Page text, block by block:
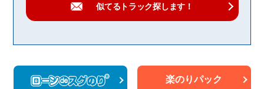
似てるトラック探します！
楽のりパック